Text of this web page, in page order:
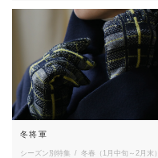
冬将軍
シーズン別特集
冬春（1月中旬～2月末）